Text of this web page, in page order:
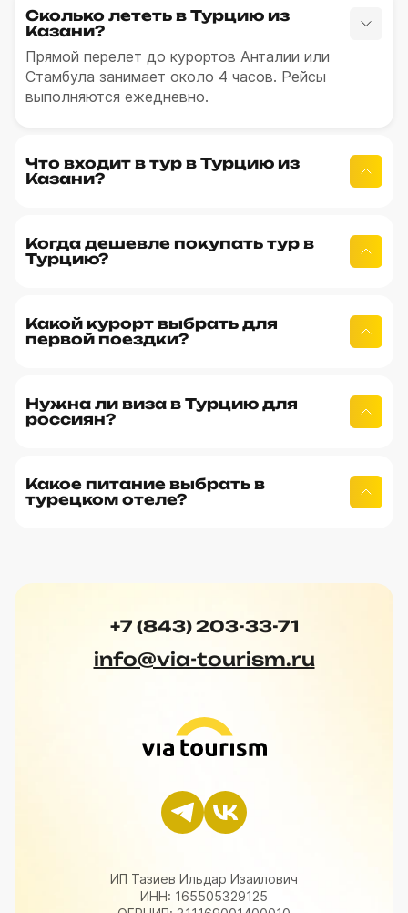
Сколько лететь в Турцию из
Казани?
Прямой перелет до курортов Анталии или
Стамбула занимает около 4 часов. Рейсы
выполняются ежедневно.
Что входит в тур в Турцию из
Казани?
Когда дешевле покупать тур в
Турцию?
Какой курорт выбрать для
первой поездки?
Нужна ли виза в Турцию для
россиян?
Какое питание выбрать в
турецком отеле?
+7 (843) 203-33-71
info@via-tourism.ru
ИП Тазиев Ильдар Изаилович
ИНН: 165505329125